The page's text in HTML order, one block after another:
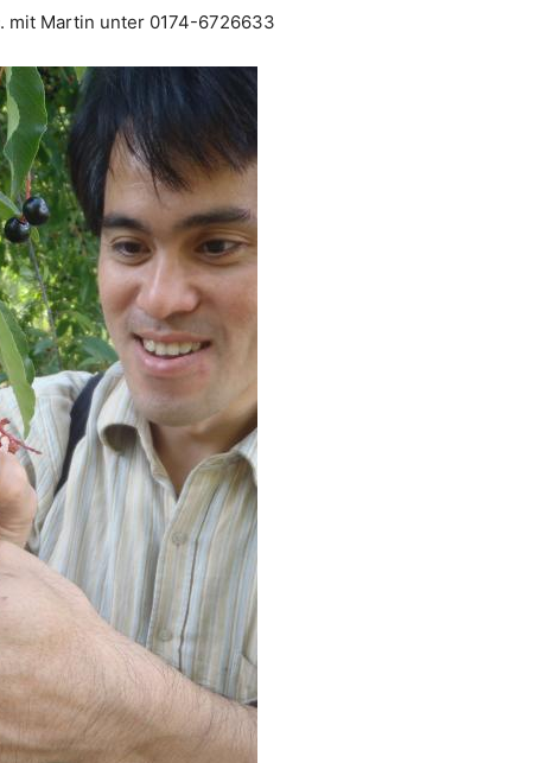
mit Martin unter 0174-6726633